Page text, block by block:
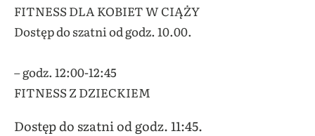
FITNESS DLA KOBIET W CIĄŻY
Dostęp do szatni od godz. 10.00.
– godz. 12:00-12:45
FITNESS Z DZIECKIEM
Dostęp do szatni od godz. 11:45.